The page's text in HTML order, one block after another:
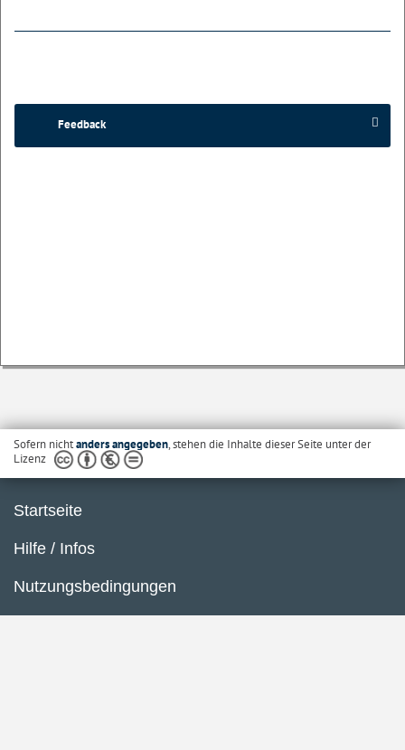
Feedback
Sofern nichtanders angegeben, stehen die Inhalte dieser Seite unter der
Lizenz
Startseite
Hilfe / Infos
Nutzungsbedingungen